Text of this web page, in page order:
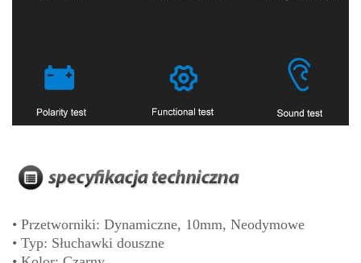
• Przetworniki: Dynamiczne, 10mm, Neodymowe
• Typ: Słuchawki douszne